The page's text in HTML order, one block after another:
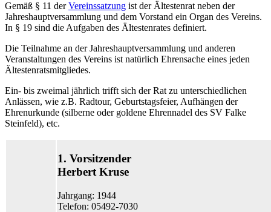
Gemäß § 11 derVereinssatzung ist der Ältestenrat neben der
Jahreshauptversammlung und dem Vorstand ein Organ des Vereins.
In § 19 sind die Aufgaben des Ältestenrates definiert.
Die Teilnahme an der Jahreshauptversammlung und anderen
Veranstaltungen des Vereins ist natürlich Ehrensache eines jeden
Ältestenratsmitgliedes.
Ein- bis zweimal jährlich trifft sich der Rat zu unterschiedlichen
Anlässen, wie z.B. Radtour, Geburtstagsfeier, Aufhängen der
Ehrenurkunde (silberne oder goldene Ehrennadel des SV Falke
Steinfeld), etc.
1. Vorsitzender
Herbert Kruse
Jahrgang: 1944
Telefon: 05492-7030